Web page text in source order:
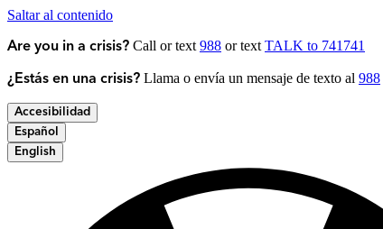
Saltar al contenido
Are you in a crisis? Call or text 988 or text TALK to 741741
¿Estás en una crisis? Llama o envía un mensaje de texto al 988
Accesibilidad
Español
English